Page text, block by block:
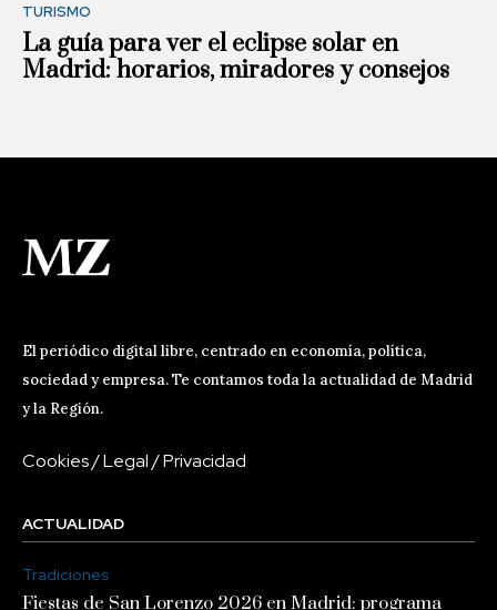
TURISMO
La guía para ver el eclipse solar en
Madrid: horarios, miradores y consejos
El periódico digital libre, centrado en economía, política,
sociedad y empresa. Te contamos toda la actualidad de Madrid
y la Región.
Cookies/Legal/Privacidad
ACTUALIDAD
Tradiciones
Fiestas de San Lorenzo 2026 en Madrid: programa